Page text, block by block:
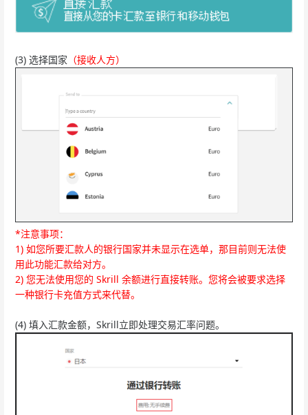
(3) 选择国家 （接收人方）
*注意事项：
1) 如您所要汇款人的银行国家并未显示在选单，那目前则无法使
用此功能汇款给对方。
2) 您无法使用您的 Skrill 余额进行直接转账。您将会被要求选择
一种银行卡充值方式来代替。
(4) 填入汇款金额，Skrill立即处理交易汇率问题。